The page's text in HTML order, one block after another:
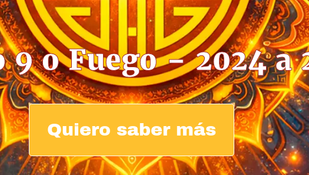
9 o Fuego – 2024 a
Quiero saber más